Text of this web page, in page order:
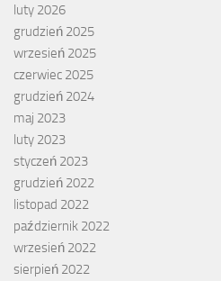
luty 2026
grudzień 2025
wrzesień 2025
czerwiec 2025
grudzień 2024
maj 2023
luty 2023
styczeń 2023
grudzień 2022
listopad 2022
październik 2022
wrzesień 2022
sierpień 2022